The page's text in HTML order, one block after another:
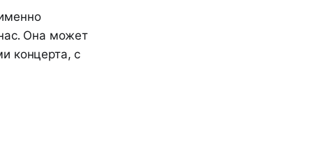
Она может
концерта, с